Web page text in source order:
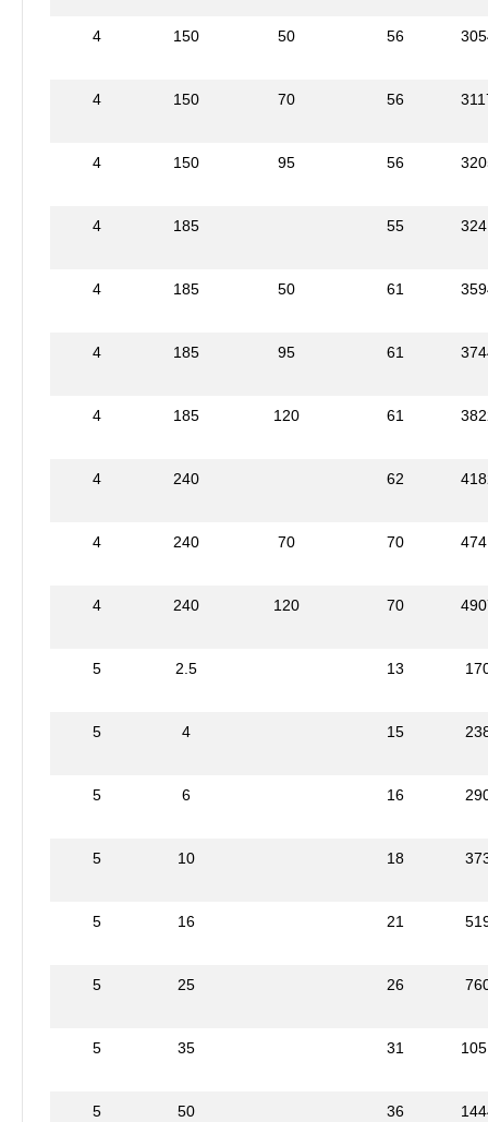
4 150 50 56
4 150 70 56
4 150 95 56
4 185 55
4 185 50 61
4 185 95 61
4 185 120 61
4 240 62
4 240 70 70
4 240 120 70
5 2.5 13
5 4 15
5 6 16
5 10 18
5 16 21
5 25 26
5 35 31
5 50 36